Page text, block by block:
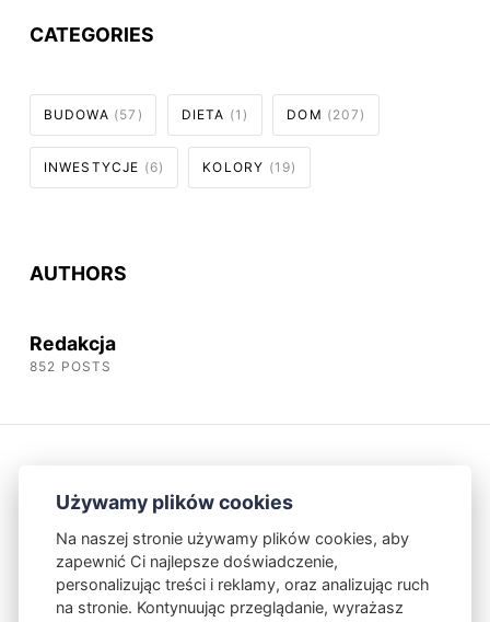
CATEGORIES
BUDOWA (57) DIETA (1) DOM (207)
INWESTYCJE (6) KOLORY (19)
AUTHORS
Redakcja
852 POSTS
Kontakt Polityka Prywatności
Używamy plików cookies
Na naszej stronie używamy plików cookies, aby
zapewnić Ci najlepsze doświadczenie,
personalizując treści i reklamy, oraz analizując ruch
na stronie. Kontynuując przeglądanie, wyrażasz